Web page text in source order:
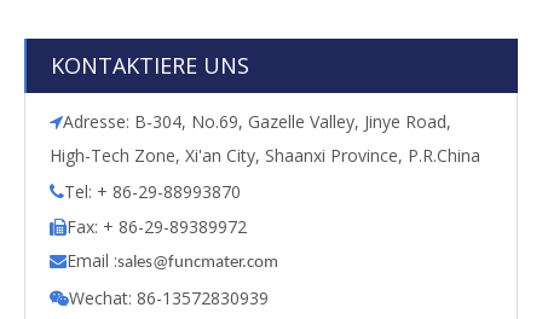
KONTAKTIERE UNS
Adresse: B-304, No.69, Gazelle Valley, Jinye Road,
High-Tech Zone, Xi'an City, Shaanxi Province, P.R.China
Tel: + 86-29-88993870
Fax: + 86-29-89389972
Email :sales@funcmater.com
Wechat: 86-13572830939